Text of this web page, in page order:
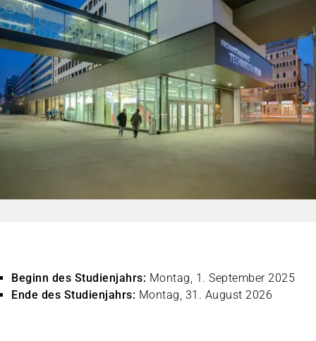
Beginn des Studienjahrs: Montag, 1. September 2025
Ende des Studienjahrs: Montag, 31. August 2026